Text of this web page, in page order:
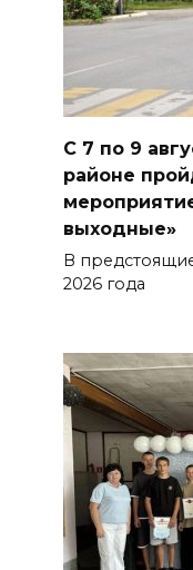
07 августа
В
улицах
07 августа
В
2000
С 7 по 9
районе
выходные»
В
2026 года